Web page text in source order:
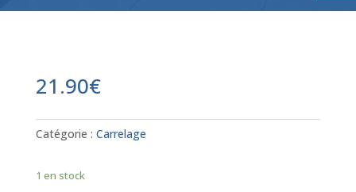
21.90€
Catégorie : Carrelage
1 en stock